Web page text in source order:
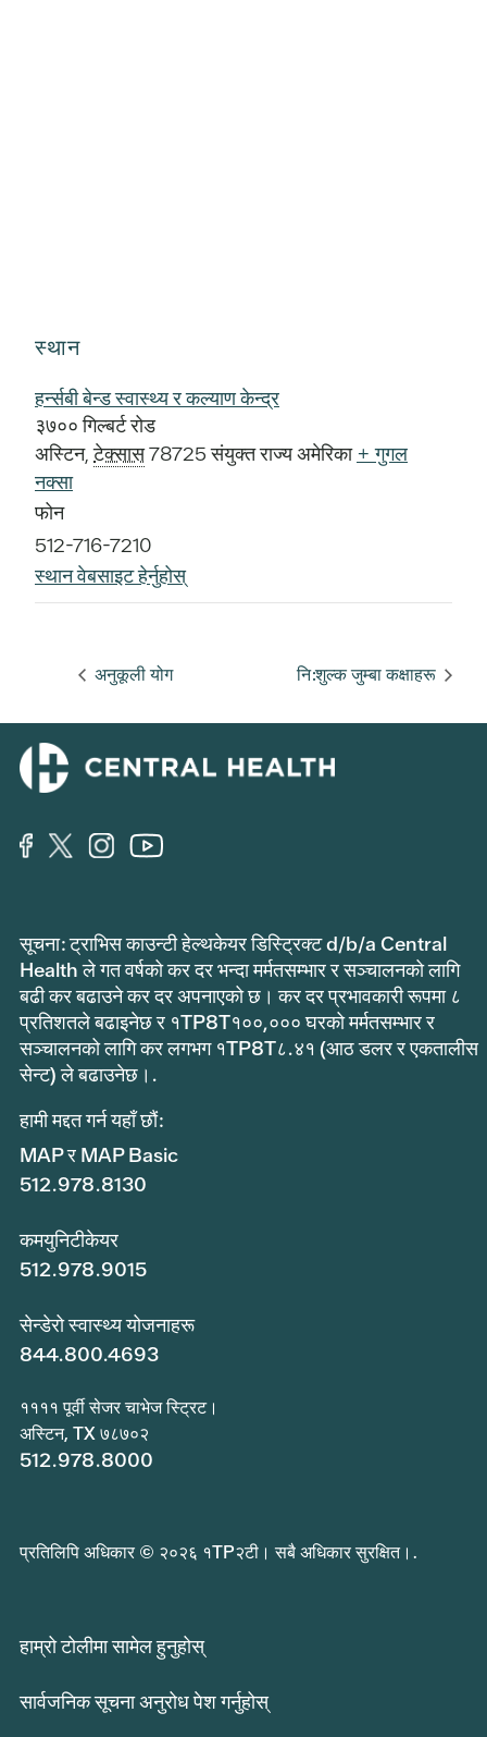
स्थान
हर्न्सबी बेन्ड स्वास्थ्य र कल्याण केन्द्र
३७०० गिल्बर्ट रोड
अस्टिन, टेक्सास78725 संयुक्त राज्य अमेरिका + गुगल
नक्सा
फोन
512-716-7210
स्थान वेबसाइट हेर्नुहोस्
अनुकूली योग नि:शुल्क जुम्बा कक्षाहरू
सूचना: ट्राभिस काउन्टी हेल्थकेयर डिस्ट्रिक्ट d/b/a Central
Health ले गत वर्षको कर दर भन्दा मर्मतसम्भार र सञ्चालनको लागि
बढी कर बढाउने कर दर अपनाएको छ। कर दर प्रभावकारी रूपमा ८
प्रतिशतले बढाइनेछ र १TP8T१००,००० घरको मर्मतसम्भार र
सञ्चालनको लागि कर लगभग १TP8T८.४१ (आठ डलर र एकतालीस
सेन्ट) ले बढाउनेछ।.
हामी मद्दत गर्न यहाँ छौं:
MAP र MAP Basic
512.978.8130
कमयुनिटीकेयर
512.978.9015
सेन्डेरो स्वास्थ्य योजनाहरू
844.800.4693
११११ पूर्वी सेजर चाभेज स्ट्रिट।
अस्टिन, TX ७८७०२
512.978.8000
प्रतिलिपि अधिकार © २०२६ १TP२टी। सबै अधिकार सुरक्षित।.
हाम्रो टोलीमा सामेल हुनुहोस्
सार्वजनिक सूचना अनुरोध पेश गर्नुहोस्